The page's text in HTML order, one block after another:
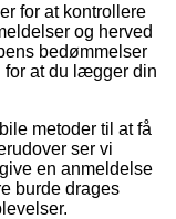
for at kontrollere
og herved
bedømmelser
for at du lægger din
metoder til at få
ser vi
en anmeldelse
burde drages